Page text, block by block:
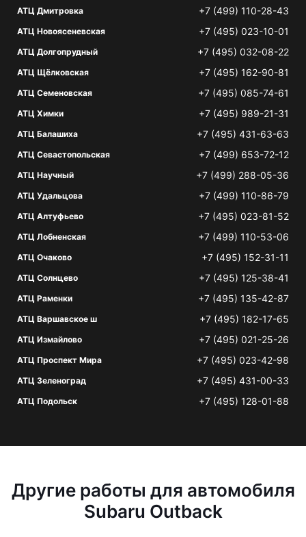
АТЦ Дмитровка +7 (499) 110-28-43
АТЦ Новоясеневская +7 (495) 023-10-01
АТЦ Долгопрудный +7 (495) 032-08-22
АТЦ Щёлковская +7 (495) 162-90-81
АТЦ Семеновская +7 (495) 085-74-61
АТЦ Химки +7 (495) 989-21-31
АТЦ Балашиха +7 (495) 431-63-63
АТЦ Севастопольская +7 (499) 653-72-12
АТЦ Научный +7 (499) 288-05-36
АТЦ Удальцова +7 (499) 110-86-79
АТЦ Алтуфьево +7 (495) 023-81-52
АТЦ Лобненская +7 (499) 110-53-06
АТЦ Очаково +7 (495) 152-31-11
АТЦ Солнцево +7 (495) 125-38-41
АТЦ Раменки +7 (495) 135-42-87
АТЦ Варшавское ш +7 (495) 182-17-65
АТЦ Измайлово +7 (495) 021-25-26
АТЦ Проспект Мира +7 (495) 023-42-98
АТЦ Зеленоград +7 (495) 431-00-33
АТЦ Подольск +7 (495) 128-01-88
Другие работы для автомобиля
Subaru Outback